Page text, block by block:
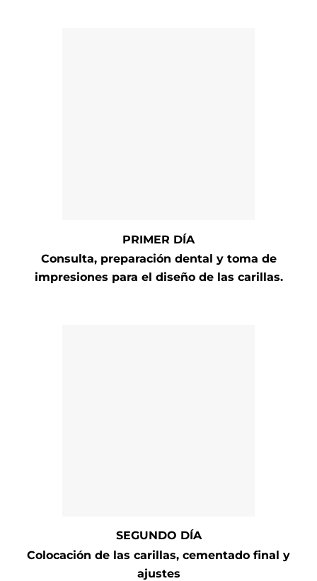
PRIMER DÍA
Consulta, preparación dental y toma de
impresiones para el diseño de las carillas.
SEGUNDO DÍA
Colocación de las carillas, cementado final y
ajustes